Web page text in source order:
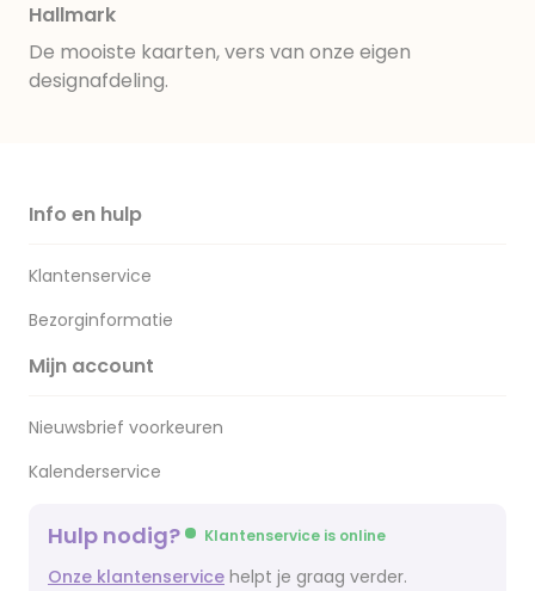
Hallmark
De mooiste kaarten, vers van onze eigen
designafdeling.
Info en hulp
Klantenservice
Bezorginformatie
Mijn account
Nieuwsbrief voorkeuren
Kalenderservice
Hulp nodig? Klantenservice is online
Onze klantenservice helpt je graag verder.